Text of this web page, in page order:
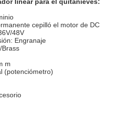
cepilló el motor de DC
48V
Engranaje
Brass
m
(potenciómetro)